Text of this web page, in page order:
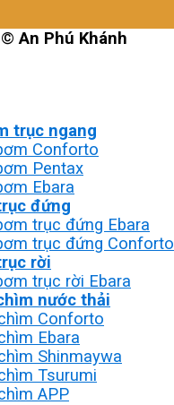
©An Phú Khánh
trục ngang
Conforto
Pentax
Ebara
đứng
trục đứng Ebara
trục đứng Conforto
rời
trục rời Ebara
nước thải
Conforto
Ebara
Shinmaywa
Tsurumi
APP